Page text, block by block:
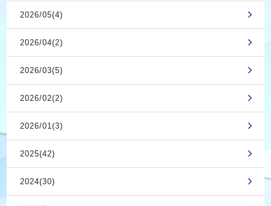
2026/05(4)
2026/04(2)
2026/03(5)
2026/02(2)
2026/01(3)
2025(42)
2024(30)